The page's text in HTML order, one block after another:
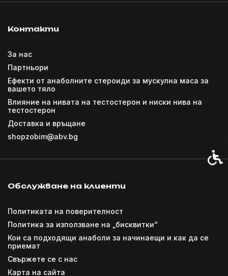
Контакти
За нас
Партньори
Ефекти от анаболните стероиди за мускулна маса за
вашето тяло
Влияние на нивата на тестостерон и ниски нива на
тестостерон
Доставка и връщане
shopzobim@abv.bg
Обслужване на клиенти
Политиката на поверителност
Политика за използване на „бисквитки“
Кои са подходящи анаболи за начинаещи и как да се
приемат
Свържете се с нас
Карта на сайта